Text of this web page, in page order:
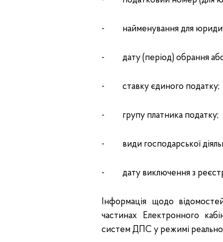
- найменування для
- дату (період) обрання або
- ставку єдиного податку;
- групу платника податку;
- види господарської
- дату виключення з
Інформація щодо
частинах Електронного
систем ДПС у режимі